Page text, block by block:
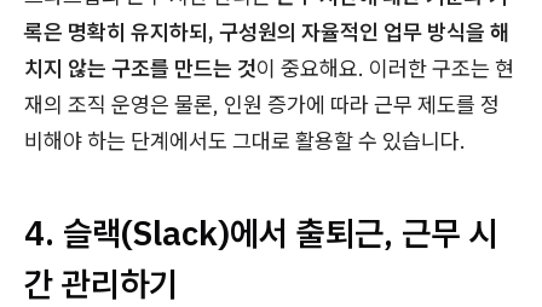
록은 명확히 유지하되, 구성원의 자율적인 업무 방식을 해
치지 않는 구조를 만드는 것이 중요해요. 이러한 구조는 현
재의 조직 운영은 물론, 인원 증가에 따라 근무 제도를 정
비해야 하는 단계에서도 그대로 활용할 수 있습니다.
4. 슬랙(Slack)에서 출퇴근, 근무 시
간 관리하기